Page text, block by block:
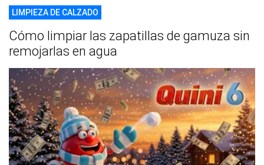
LIMPIEZA DE CALZADO
Cómo limpiar las zapatillas de gamuza sin
remojarlas en agua